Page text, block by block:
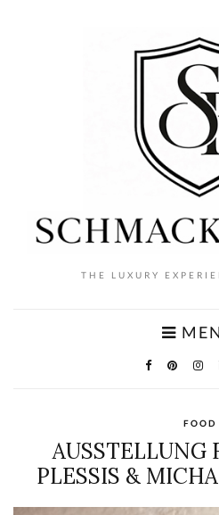
THE LUXURY
FOOD
AUSSTELLUNG
PLESSIS &